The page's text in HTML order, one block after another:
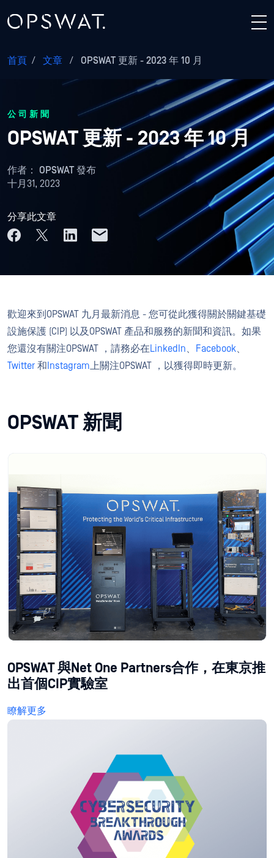
首頁 / 文章 / OPSWAT 更新 - 2023 年 10 月
公司新聞
OPSWAT 更新 - 2023 年 10 月
作者： OPSWAT 發布
十月31, 2023
分享此文章
歡迎來到OPSWAT 九月最新消息 - 您可從此獲得關於關鍵基礎
設施保護 (CIP) 以及OPSWAT 產品和服務的新聞和資訊。如果
您還沒有關注OPSWAT ，請務必在LinkedIn、 Facebook、
Twitter 和 Instagram上關注OPSWAT ，以獲得即時更新。
OPSWAT 新聞
OPSWAT 與Net One Partners合作，在東京推
出首個CIP實驗室
瞭解更多